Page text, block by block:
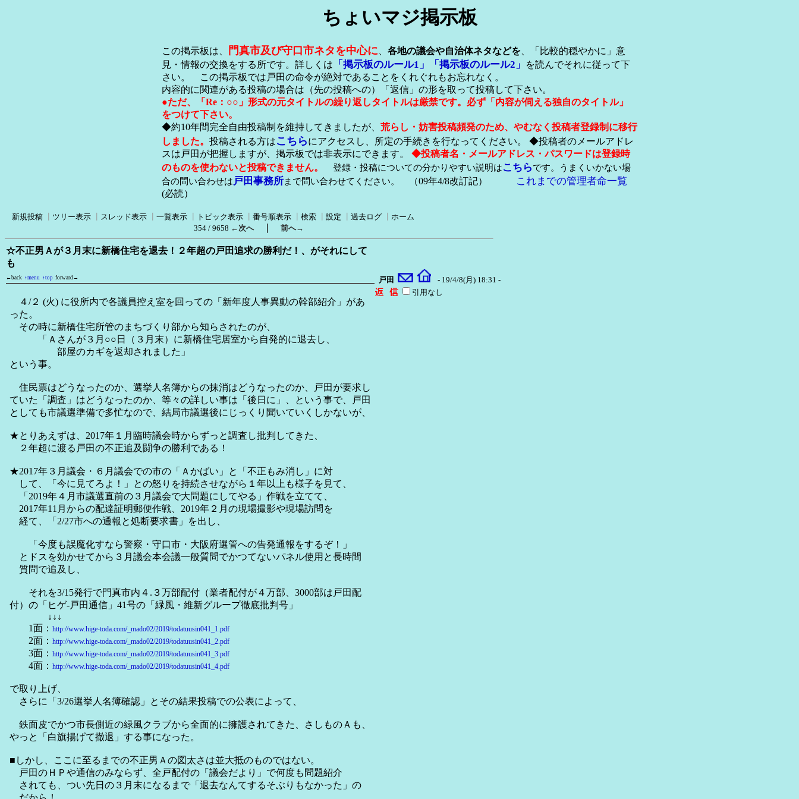
ちょいマジ掲示板
この掲示板は、 門真市及び守口市ネタを中心に、 各地の議会や自治体ネタなどを、「比較的穏やかに」意
見・情報の交換をする所です。詳しくは
「掲示板のルール1」 「掲示板のルール2」
を読んでそれに従って下
さい。 この掲示板では戸田の命令が絶対であることをくれぐれもお忘れなく。
内容的に関連がある投稿の場合は（先の投稿への）「返信」の形を取って投稿して下さい。
●ただ、「Re：○○」形式の元タイトルの繰り返しタイトルは厳禁です。必ず「内容が伺える独自のタイトル」
をつけて下さい。
◆約10年間完全自由投稿制を維持してきましたが、 荒らし・妨害投稿頻発のため、やむなく投稿者登録制に移行
しました。 投稿される方はこちらにアクセスし、所定の手続きを行なってください。 ◆投稿者のメールアドレ
スは戸田が把握しますが、掲示板では非表示にできます。 ◆投稿者名・メールアドレス・パスワードは登録時
のものを使わないと投稿できません。
登録・投稿についての分かりやすい説明はこちらです。うまくいかない場
合の問い合わせは戸田事務所まで問い合わせてください。 （09年4/8改訂記） これまでの管理者命一覧
(必読）
新規投稿 ツリー表示 スレッド表示 一覧表示 トピック表示 番号順表示 検索 設定 過去ログ
ホーム
354 / 9658 ←次へ｜ 前へ→
☆不正男Ａが３月末に新橋住宅を退去！２年超の戸田追求の勝利だ！、がそれにして
も
←back ↑menu ↑top forward→ 戸田 - 19/4/8(月) 18:31 -
４/２ (火) に役所内で各議員控え室を回っての「新年度人事異動の幹部紹介」があ
った。
その時に新橋住宅所管のまちづくり部から知らされたのが、
「Ａさんが３月○○日（３月末）に新橋住宅居室から自発的に退去し、
部屋のカギを返却されました」
という事。
住民票はどうなったのか、選挙人名簿からの抹消はどうなったのか、戸田が要求し
ていた「調査」はどうなったのか、等々の詳しい事は「後日に」、という事で、戸田
としても市議選準備で多忙なので、結局市議選後にじっくり聞いていくしかないが、
★とりあえずは、2017年１月臨時議会時からずっと調査し批判してきた、
２年超に渡る戸田の不正追及闘争の勝利である！
★2017年３月議会・６月議会での市の「Ａかばい」と「不正もみ消し」に対
して、「今に見てろよ！」との怒りを持続させながら１年以上も様子を見て、
「2019年４月市議選直前の３月議会で大問題にしてやる」作戦を立てて、
2017年11月からの配達証明郵便作戦、2019年２月の現場撮影や現場訪問を
経て、「2/27市への通報と処断要求書」を出し、
「今度も誤魔化すなら警察・守口市・大阪府選管への告発通報をするぞ！」
とドスを効かせてから３月議会本会議一般質問でかつてないパネル使用と長時間
質問で追及し、
それを3/15発行で門真市内４.３万部配付（業者配付が４万部、3000部は戸田配
付）の「ヒゲ-戸田通信」41号の「緑風・維新グループ徹底批判号」
↓↓↓
1面： http://www.hige-toda.com/_mado02/2019/todatuusin041_1.pdf
2面： http://www.hige-toda.com/_mado02/2019/todatuusin041_2.pdf
3面： http://www.hige-toda.com/_mado02/2019/todatuusin041_3.pdf
4面： http://www.hige-toda.com/_mado02/2019/todatuusin041_4.pdf
で取り上げ、
さらに「3/26選挙人名簿確認」とその結果投稿での公表によって、
鉄面皮でかつ市長側近の緑風クラブから全面的に擁護されてきた、さしものＡも、
やっと「白旗揚げて撤退」する事になった。
■しかし、ここに至るまでの不正男Ａの図太さは並大抵のものではない。
戸田のＨＰや通信のみならず、全戸配付の「議会だより」で何度も問題紹介
されても、つい先日の３月末になるまで「退去なんてするそぶりもなかった」の
引用なし